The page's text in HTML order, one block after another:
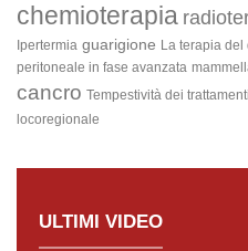
chemioterapia
Ipertermia guarigione La terapia
peritoneale in fase avanzata
cancro Tempestività dei trattamenti
locoregionale
ULTIMI VIDEO